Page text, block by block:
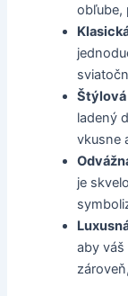
obľube,
ladený
vkusne
je
aby váš